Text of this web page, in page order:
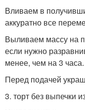
Вливаем в
аккуратно все
Выливаем массу на
если нужно
менее, чем на 3 часа.
Перед подачей
3. торт без выпечки